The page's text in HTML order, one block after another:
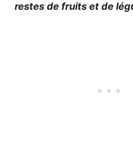
restes de fruits et de